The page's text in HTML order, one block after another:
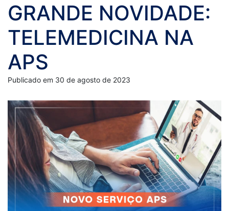
GRANDE NOVIDADE:
TELEMEDICINA NA
APS
Publicado em 30 de agosto de 2023